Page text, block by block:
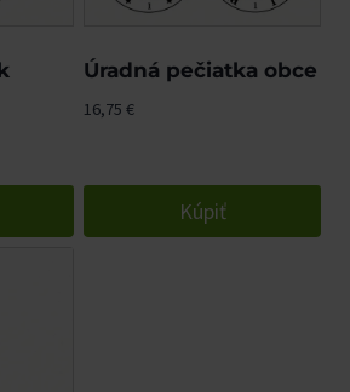
Úradná pečiatka obce
16,75 €
Kúpiť